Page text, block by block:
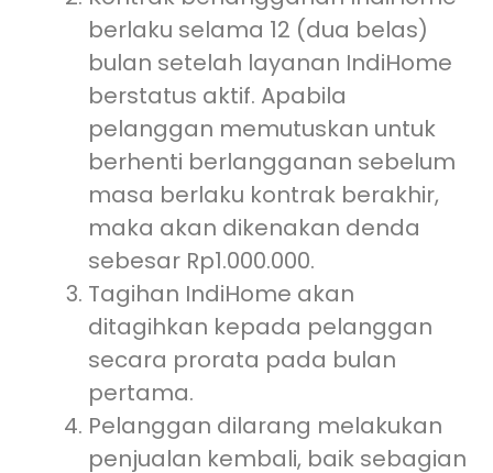
berlaku selama 12 (dua belas)
bulan setelah layanan IndiHome
berstatus aktif. Apabila
pelanggan memutuskan untuk
berhenti berlangganan sebelum
masa berlaku kontrak berakhir,
maka akan dikenakan denda
sebesar Rp1.000.000.
Tagihan IndiHome akan
ditagihkan kepada pelanggan
secara prorata pada bulan
pertama.
Pelanggan dilarang melakukan
penjualan kembali, baik sebagian